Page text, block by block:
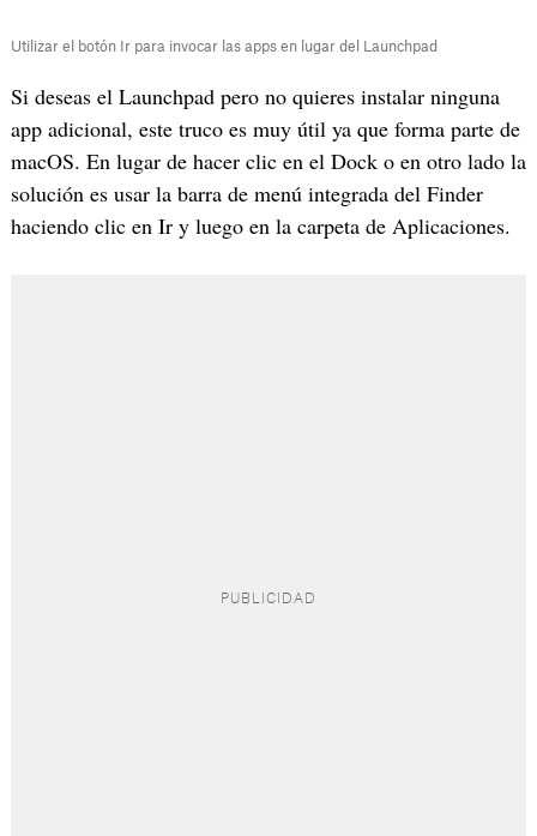
Utilizar el botón Ir para invocar las apps en lugar del Launchpad
Si deseas el Launchpad pero no quieres instalar ninguna
app adicional, este truco es muy útil ya que forma parte de
macOS. En lugar de hacer clic en el Dock o en otro lado la
solución es usar la barra de menú integrada del Finder
haciendo clic en Ir y luego en la carpeta de Aplicaciones.